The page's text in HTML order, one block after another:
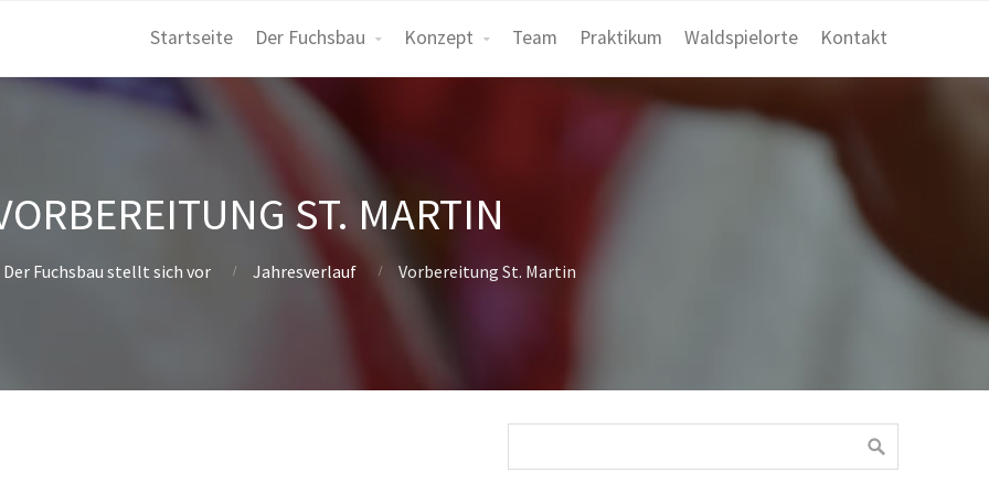
Startseite Der Fuchsbau Konzept Team Praktikum Waldspielorte Kontakt
ST. MARTIN
Der Fuchsbau stellt sich vor Jahresverlauf Vorbereitung St. Martin